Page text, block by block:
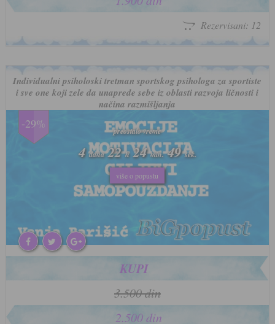
Rezervisani: 12
Individualni psiholoski tretman sportskog psihologa za sportiste
i sve one koji zele da unaprede sebe iz oblasti razvoja ličnosti i
načina razmišljanja
-29%
preostalo vreme
4dana 22h 24min. 46sek.
više o popustu
preostalo vreme
4dana 22h 24min. 46sek.
više o popustu
KUPI
3.500 din
2.500 din